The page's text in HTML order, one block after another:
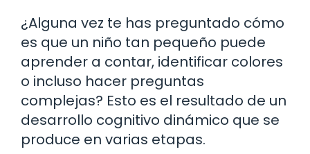
¿Alguna vez te has preguntado cómo
es que un niño tan pequeño puede
aprender a contar, identificar colores
o incluso hacer preguntas
complejas? Esto es el resultado de un
desarrollo cognitivo dinámico que se
produce en varias etapas.